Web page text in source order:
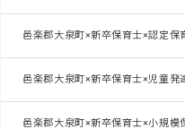
邑楽郡大泉町×新卒保育士×認定保
邑楽郡大泉町×新卒保育士×児童発
邑楽郡大泉町×新卒保育士×小規模